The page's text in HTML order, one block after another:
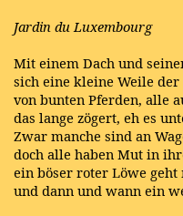
Jardin du Luxembourg
Mit einem Dach und
sich eine kleine Weile der
von bunten Pferden, alle
das lange zögert, eh es
Zwar manche sind an
doch alle haben Mut in
ein böser roter Löwe
und dann und wann ein